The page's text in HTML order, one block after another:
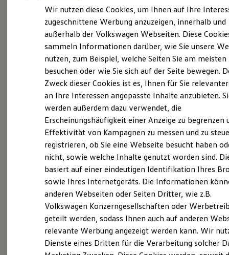
Elektroautos
ID. Tutorials
Elektrofahrzeugkonzepte
Reichweite
Reichweite der ID. Modelle
Reichweite im Winter
Laden
Laden unterwegs
Laden Zuhause
Ladezeitensimulator
Batterie
Sicherheit
Garantie und Lebensdauer
Nachhaltigkeit
Technologie
Kosten und Kauf
Verbrauchskosten
Kaufoptionen
E-Auto-Förderung
Software und Konnektivität
Die ID. Software 6
ID. Software Versionen und Updates
Digitale Extras
Schnittstellen zu Ihrem ID.
Impressum & Rechtliches)
Ganz selbstverständlich.Das
Gebrauchtwagen-
Leistungsversprechen.
Rundum sicher: der 360° Gebrauchtwagen
Bevor ein VolkswagenZertifizierter
Gebrauchtwagenan unsere Kunden
Wir nutzen diese Cookies, um Ihnen auf Ihre
zugeschnittene Werbung anzuzeigen, innerhalb und
außerhalb der Volkswagen Webseiten. Diese
sammeln Informationen darüber, wie Sie unsere
nutzen, zum Beispiel, welche Seiten Sie am meisten
besuchen oder wie Sie sich auf der Seite bewegen.
Zweck dieser Cookies ist es, Ihnen für Sie
an Ihre Interessen angepasste Inhalte anzubieten.
werden außerdem dazu verwendet, die
Erscheinungshäufigkeit einer Anzeige zu begrenzen
Effektivität von Kampagnen zu messen und zu
registrieren, ob Sie eine Webseite besucht haben
nicht, sowie welche Inhalte genutzt worden sind.
basiert auf einer eindeutigen Identifikation Ihres
sowie Ihres Internetgeräts. Die Informationen
anderen Webseiten oder Seiten Dritter, wie z.B.
Volkswagen Konzerngesellschaften oder
geteilt werden, sodass Ihnen auch auf anderen
relevante Werbung angezeigt werden kann. Wir
Dienste eines Dritten für die Verarbeitung solcher